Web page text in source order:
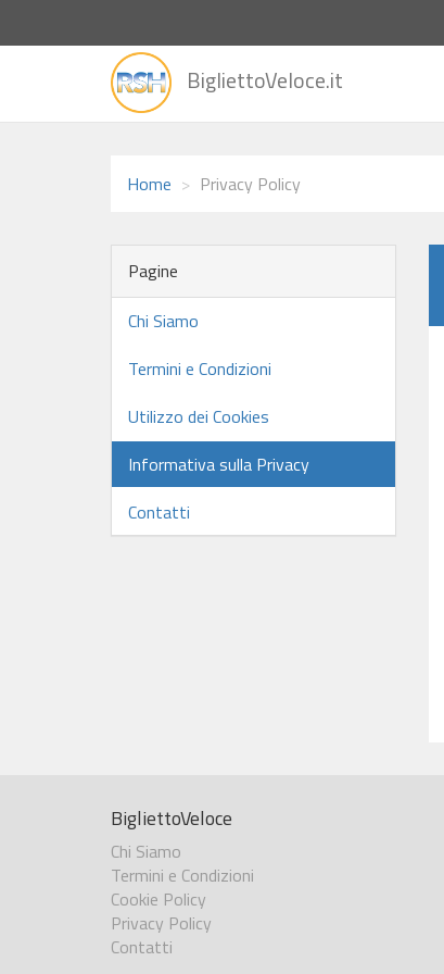
alla
BigliettoVeloce.it
Home Privacy Policy
Pagine
Chi Siamo
Termini e Condizioni
Utilizzo dei Cookies
Informativa sulla Privacy
Contatti
BigliettoVeloce
Chi Siamo
Termini e Condizioni
Cookie Policy
Privacy Policy
Contatti